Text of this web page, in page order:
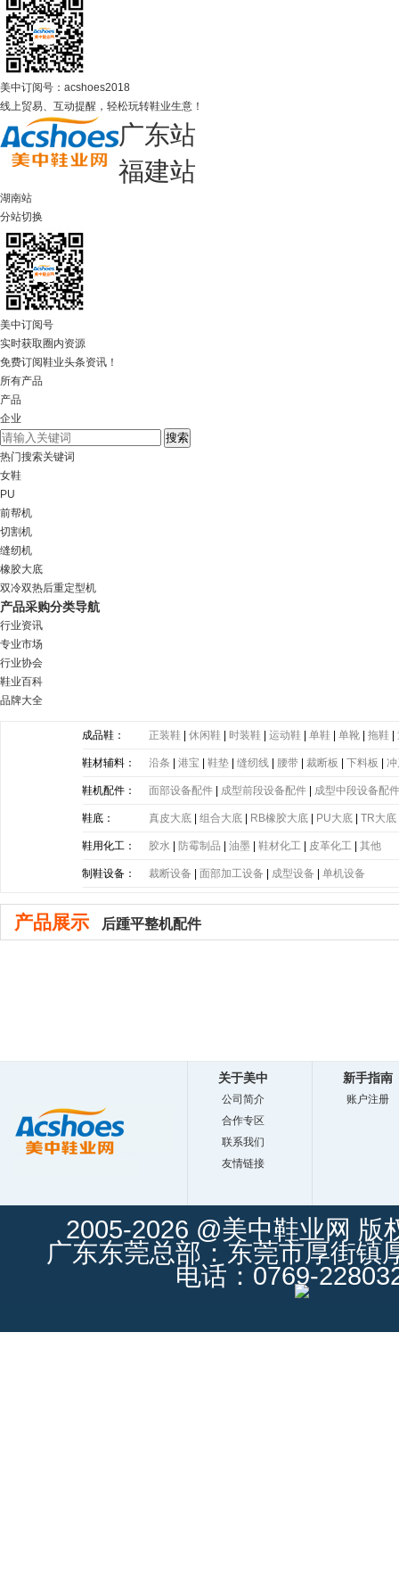
美中订阅号：acshoes2018
线上贸易、互动提醒，轻松玩转鞋业生意！
广东站
福建站
湖南站
分站切换
美中订阅号
实时获取圈内资源
免费订阅鞋业头条资讯！
所有产品
产品
企业
热门搜索关键词
女鞋
PU
前帮机
切割机
缝纫机
橡胶大底
双冷双热后重定型机
产品采购分类导航
行业资讯
专业市场
行业协会
鞋业百科
品牌大全
成品鞋： 正装鞋 |休闲鞋 时装鞋 |运动鞋 |单鞋 |单靴 |拖鞋 |
鞋材辅料： 沿条 |港宝 |鞋垫 |缝纫线 腰带 |裁断板 |下料板 |
带|塑胶片|其他
鞋机配件： 面部设备配件 成型前段设备配件 成型中段设备配
鞋底： 真皮大底 |组合大底 RB橡胶大底 PU大底 |TR大底
底|PE大底|PP大底| SBR大底| PC大底| 软木大底
鞋用化工： 胶水 防霉制品 |油墨 |鞋材化工 皮革化工 |其他
制鞋设备： 裁断设备 |面部加工设备 成型设备 |单机设备
产品展示 后踵平整机配件
关于美中
公司简介
合作专区
联系我们
友情链接
新手指南
账户注册
2005-2026 @美中鞋业网 版
广东东莞总部：东莞市厚街镇
电话：0769-